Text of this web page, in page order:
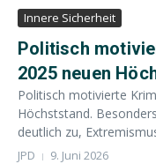
Innere Sicherheit
Politisch
2025 neuen
Politisch motivierte
Höchststand.
deutlich zu,
JPD 9. Juni 2026